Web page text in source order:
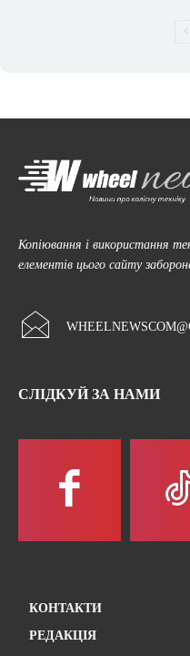
Копіювання і використання
елементів цього сайту
СЛІДКУЙ ЗА НАМИ
КОНТАКТИ
РЕДАКЦІЯ